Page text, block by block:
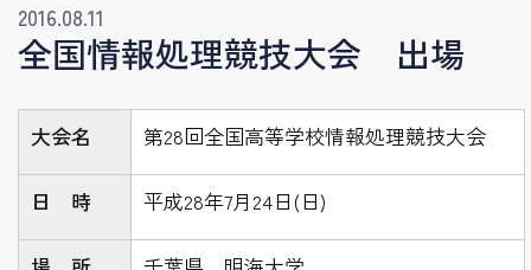
2016.08.11
全国情報処理競技大会 出場
大会名 第28回全国高等学校情報処理競技大会
日 時 平成28年7月24日(日)